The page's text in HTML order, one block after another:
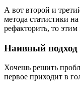
А вот второй и
метода статистики
рефакторить, то этим
Наивный подход
Хочешь решить
первое приходит в